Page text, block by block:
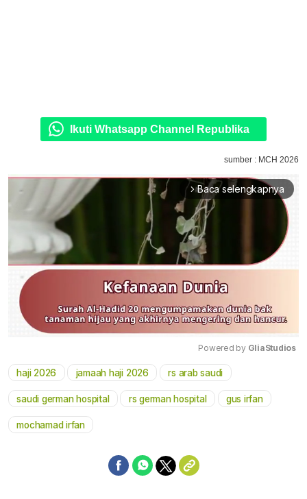
Ikuti Whatsapp Channel Republika
sumber : MCH 2026
arrow_forward_ios Baca selengkapnya
Powered by GliaStudios
haji 2026 jamaah haji 2026 rs arab saudi
saudi german hospital rs german hospital gus irfan
mochamad irfan